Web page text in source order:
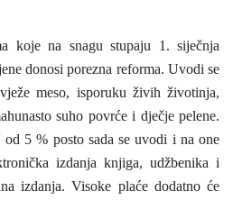
koje na snagu stupaju 1. siječnja
donosi porezna reforma. Uvodi se
meso, isporuku živih životinja,
suho povrće i dječje pelene.
5 % posto sada se uvodi i na one
izdanja knjiga, udžbenika i
izdanja. Visoke plaće dodatno će